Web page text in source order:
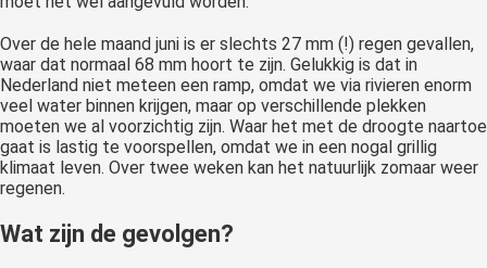
Over de hele maand juni is er slechts 27 mm (!) regen gevallen,
waar dat normaal 68 mm hoort te zijn. Gelukkig is dat in
Nederland niet meteen een ramp, omdat we via rivieren enorm
veel water binnen krijgen, maar op verschillende plekken
moeten we al voorzichtig zijn. Waar het met de droogte naartoe
gaat is lastig te voorspellen, omdat we in een nogal grillig
klimaat leven. Over twee weken kan het natuurlijk zomaar weer
regenen.
Wat zijn de gevolgen?